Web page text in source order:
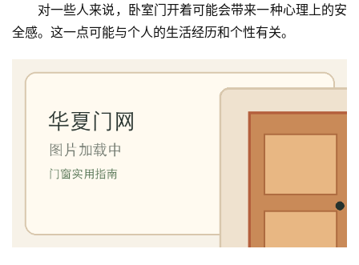
对一些人来说，卧室门开着可能会带来一种心理上的安
全感。这一点可能与个人的生活经历和个性有关。